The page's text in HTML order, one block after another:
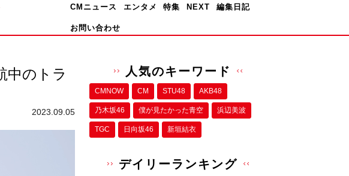
CMニュース エンタメ 特集 NEXT 編集日記
お問い合わせ
中のトラ
2023.09.05
人気のキーワード
CMNOW CM STU48 AKB48
乃木坂46 僕が⾒たかった⻘空 浜辺美波
TGC 日向坂46 新垣結衣
デイリーランキング